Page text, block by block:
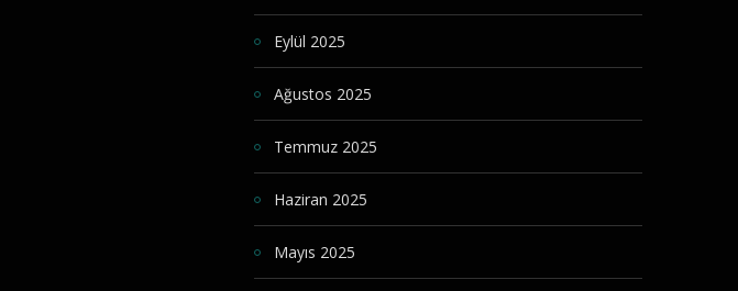
Eylül 2025
Ağustos 2025
Temmuz 2025
Haziran 2025
Mayıs 2025